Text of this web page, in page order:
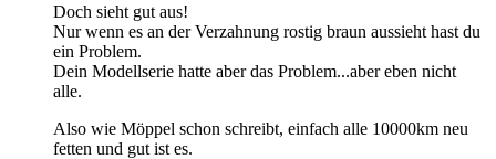
Doch sieht gut aus!
Nur wenn es an der Verzahnung rostig braun aussieht hast du
ein Problem.
Dein Modellserie hatte aber das Problem...aber eben nicht
alle.
Also wie Möppel schon schreibt, einfach alle 10000km neu
fetten und gut ist es.